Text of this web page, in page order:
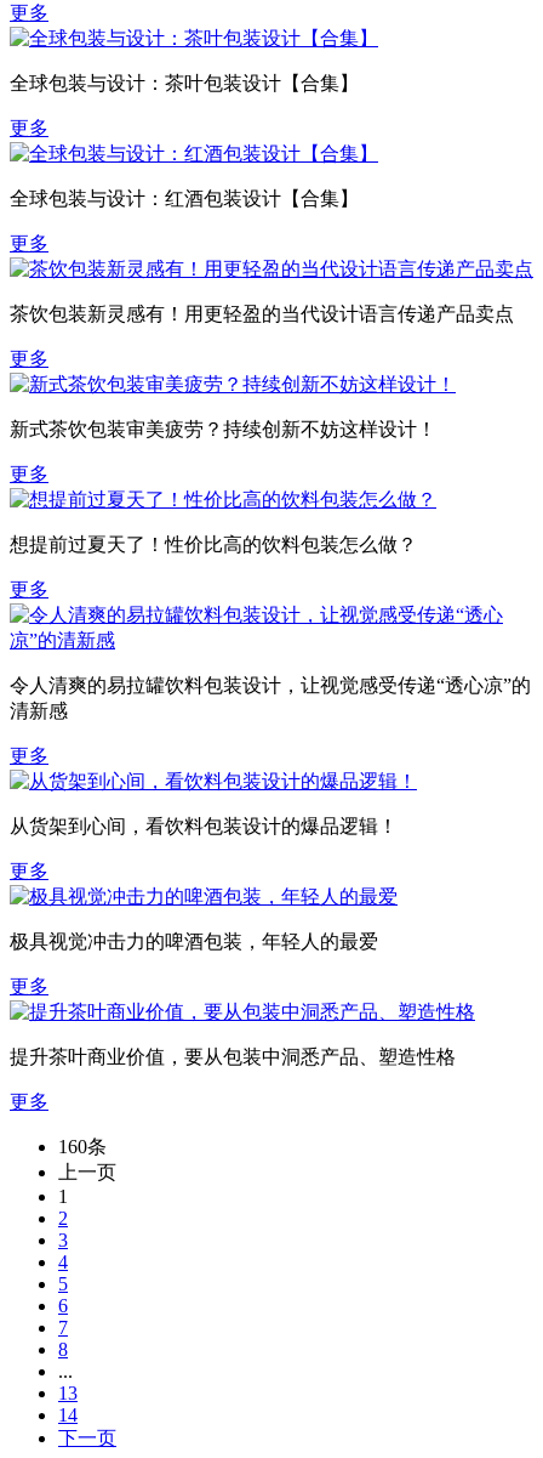
更多
全球包装与设计：茶叶包装设计【合集】
更多
全球包装与设计：红酒包装设计【合集】
更多
茶饮包装新灵感有！用更轻盈的当代设计语言传递产品卖点
更多
新式茶饮包装审美疲劳？持续创新不妨这样设计！
更多
想提前过夏天了！性价比高的饮料包装怎么做？
更多
令人清爽的易拉罐饮料包装设计，让视觉感受传递“透心凉”的
清新感
更多
从货架到心间，看饮料包装设计的爆品逻辑！
更多
极具视觉冲击力的啤酒包装，年轻人的最爱
更多
提升茶叶商业价值，要从包装中洞悉产品、塑造性格
更多
160条
上一页
1
2
3
4
5
6
7
8
...
13
14
下一页